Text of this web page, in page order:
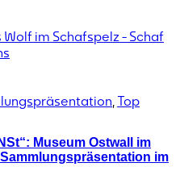
, Top
Museum Ostwall im
im